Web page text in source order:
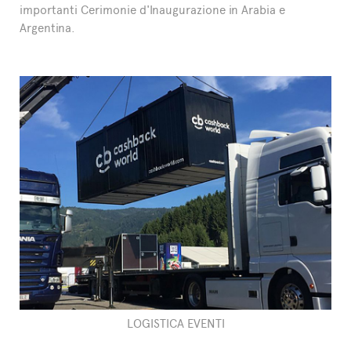
importanti Cerimonie d'Inaugurazione in Arabia e
Argentina.
LOGISTICA EVENTI